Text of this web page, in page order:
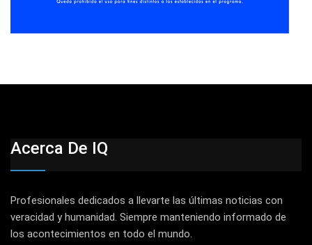
Acerca De IQ
Profesionales dedicados a llevarte las últimas noticias con
veracidad y humanidad. Siempre manteniendo informado de
los acontecimientos en todo el mundo.